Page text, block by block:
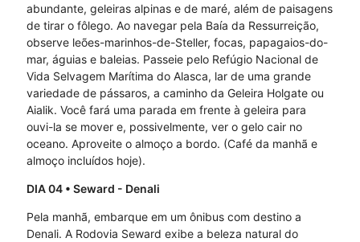
abundante, geleiras alpinas e de maré, além de paisagens
de tirar o fôlego. Ao navegar pela Baía da Ressurreição,
observe leões-marinhos-de-Steller, focas, papagaios-do-
mar, águias e baleias. Passeie pelo Refúgio Nacional de
Vida Selvagem Marítima do Alasca, lar de uma grande
variedade de pássaros, a caminho da Geleira Holgate ou
Aialik. Você fará uma parada em frente à geleira para
ouvi-la se mover e, possivelmente, ver o gelo cair no
oceano. Aproveite o almoço a bordo. (Café da manhã e
almoço incluídos hoje).
DIA 04• Seward - Denali
Pela manhã, embarque em um ônibus com destino a
Denali. A Rodovia Seward exibe a beleza natural do